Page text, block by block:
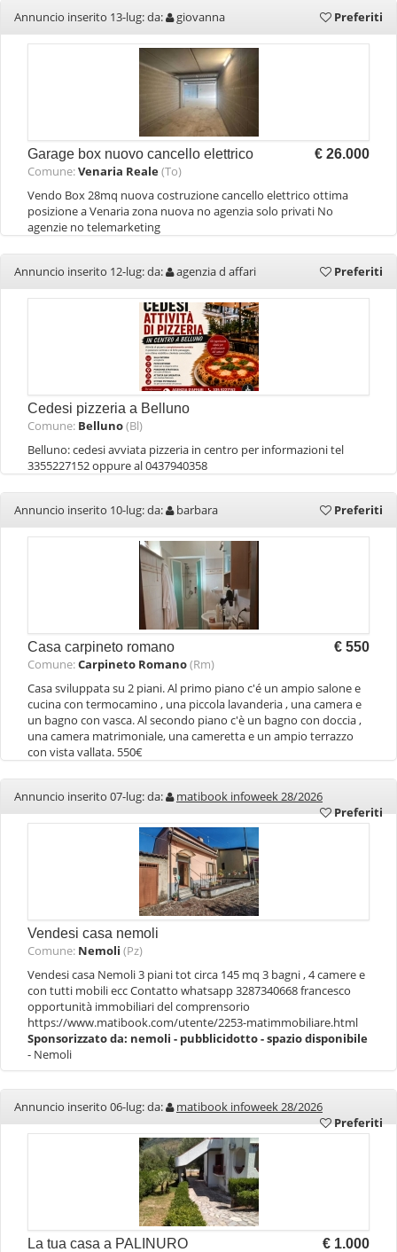
Annuncio inserito 13-lug: da: giovanna Preferiti
Garage box nuovo cancello elettrico € 26.000
Comune:Venaria Reale(To)
Vendo Box 28mq nuova costruzione cancello elettrico ottima
posizione a Venaria zona nuova no agenzia solo privati No
agenzie no telemarketing
Annuncio inserito 12-lug: da: agenzia d affari Preferiti
Cedesi pizzeria a Belluno
Comune: Belluno(Bl)
Belluno: cedesi avviata pizzeria in centro per informazioni tel
3355227152 oppure al 0437940358
Annuncio inserito 10-lug: da: barbara Preferiti
Casa carpineto romano € 550
Comune:Carpineto Romano(Rm)
Casa sviluppata su 2 piani. Al primo piano c'é un ampio salone e
cucina con termocamino , una piccola lavanderia , una camera e
un bagno con vasca. Al secondo piano c'è un bagno con doccia ,
una camera matrimoniale, una cameretta e un ampio terrazzo
con vista vallata. 550€
Annuncio inserito 07-lug: da:
matibook infoweek 28/2026
Preferiti
Vendesi casa nemoli
Comune: Nemoli (Pz)
Vendesi casa Nemoli 3 piani tot circa 145 mq 3 bagni , 4 camere e
con tutti mobili ecc Contatto whatsapp 3287340668 francesco
opportunità immobiliari del comprensorio
https://www.matibook.com/utente/2253-matimmobiliare.html
Sponsorizzato da: nemoli - pubblicidotto - spazio disponibile
- Nemoli
Annuncio inserito 06-lug: da:
matibook infoweek 28/2026
Preferiti
La tua casa a PALINURO € 1.000